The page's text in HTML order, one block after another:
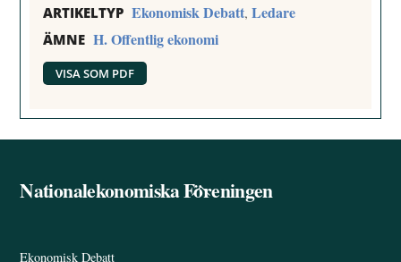
ARTIKELTYP Ekonomisk Debatt,Ledare
ÄMNE H. Offentlig ekonomi
VISA SOM PDF
Back
Nationalekonomiska Föreningen
Ekonomisk Debatt